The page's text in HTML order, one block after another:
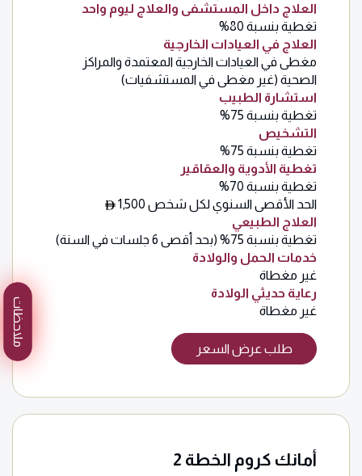
العلاج داخل المستشفى والعلاج ليوم واحد
تغطية بنسبة 80%
العلاج في العيادات الخارجية
مغطى في العيادات الخارجية المعتمدة والمراكز
الصحية (غير مغطى في المستشفيات)
استشارة الطبيب
تغطية بنسبة 75%
التشخيص
تغطية بنسبة 75%
تغطية الأدوية والعقاقير
تغطية بنسبة 70%
الحد الأقصى السنوي لكل شخص 1,500
العلاج الطبيعي
تغطية بنسبة 75% (بحد أقصى 6 جلسات في السنة)
خدمات الحمل والولادة
غير مغطاة
رعاية حديثي الولادة
غير مغطاة
طلب عرض السعر
أمانك كروم الخطة 2
ملاحظات